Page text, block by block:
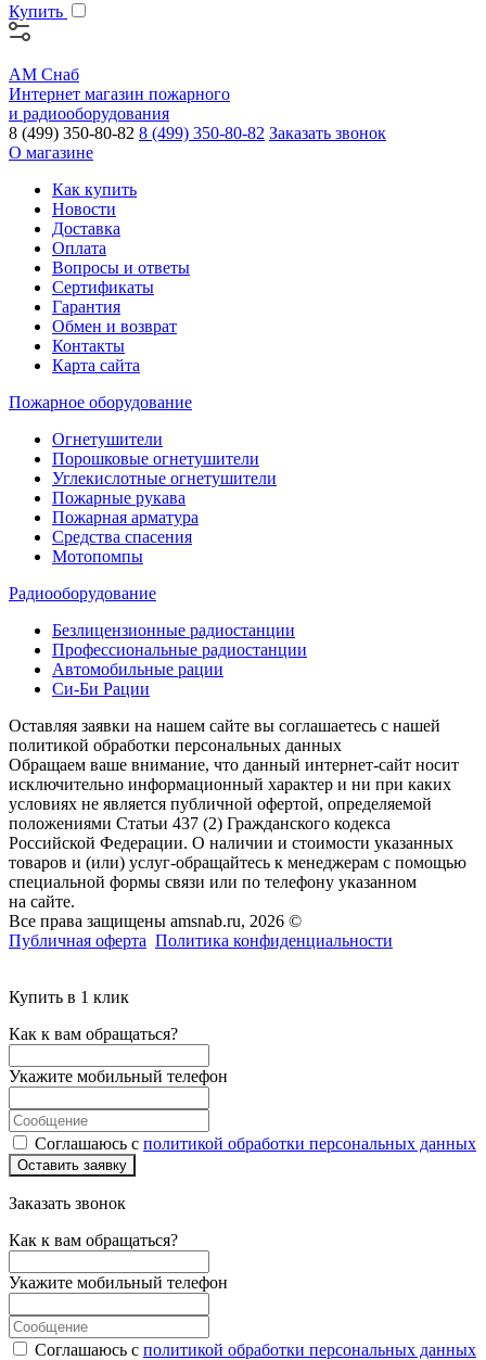
Купить
АМ Снаб
Интернет магазин пожарного
и радиооборудования
8 (499) 350-80-82 8 (499) 350-80-82 Заказать звонок
О магазине
Как купить
Новости
Доставка
Оплата
Вопросы и ответы
Сертификаты
Гарантия
Обмен и возврат
Контакты
Карта сайта
Пожарное оборудование
Огнетушители
Порошковые огнетушители
Углекислотные огнетушители
Пожарные рукава
Пожарная арматура
Средства спасения
Мотопомпы
Радиооборудование
Безлицензионные радиостанции
Профессиональные радиостанции
Автомобильные рации
Си-Би Рации
Оставляя заявки на нашем сайте вы соглашаетесь с нашей
политикой обработки персональных данных
Обращаем ваше внимание, что данный интернет-сайт носит
исключительно информационный характер и ни при каких
условиях не является публичной офертой, определяемой
положениями Статьи 437 (2) Гражданского кодекса
Российской Федерации. О наличии и стоимости указанных
товаров и (или) услуг-обращайтесь к менеджерам с помощью
специальной формы связи или по телефону указанном
на сайте.
Все права защищены amsnab.ru, 2026 ©
Публичная оферта Политика конфиденциальности
Купить в 1 клик
Как к вам обращаться?
Укажите мобильный телефон
Соглашаюсь с политикой обработки персональных данных
Оставить заявку
Заказать звонок
Как к вам обращаться?
Укажите мобильный телефон
Соглашаюсь с политикой обработки персональных данных